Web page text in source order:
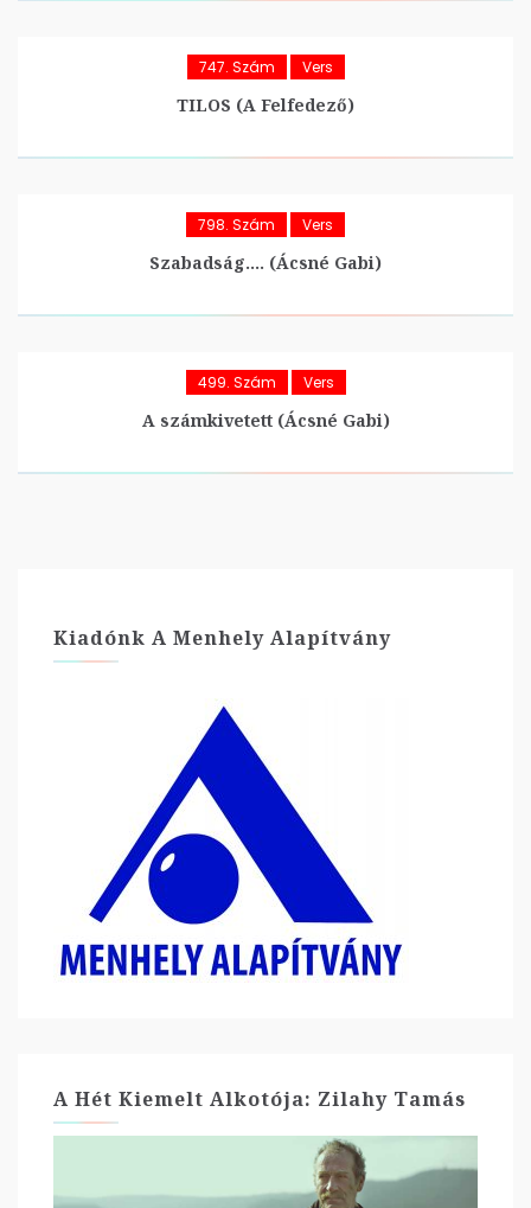
747. Szám Vers
TILOS (A Felfedező)
798. Szám Vers
Szabadság…. (Ácsné Gabi)
499. Szám Vers
A számkivetett (Ácsné Gabi)
Kiadónk A Menhely Alapítvány
A Hét Kiemelt Alkotója: Zilahy Tamás